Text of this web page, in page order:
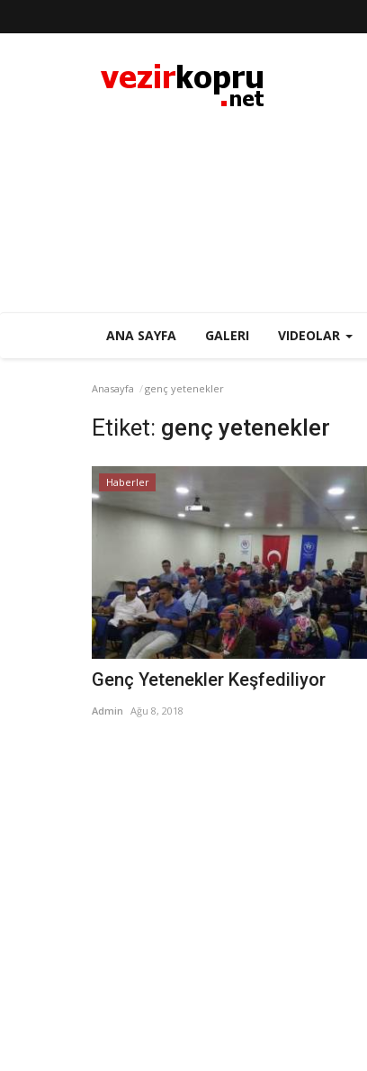
ANA SAYFA GALERI VIDEOLAR
Anasayfa genç yetenekler
Etiket: genç yetenekler
Haberler
Genç Yetenekler Keşfediliyor
Admin Ağu 8, 2018